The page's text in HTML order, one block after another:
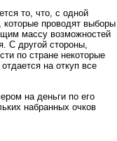
то, что, с одной
проводят выборы
массу возможностей
С другой стороны,
по стране некоторые
на откуп все
на деньги по его
набранных очков